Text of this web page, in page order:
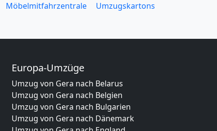
Möbelmitfahrzentrale
Umzugskartons
Europa-Umzüge
Umzug von Gera nach Belarus
Umzug von Gera nach Belgien
Umzug von Gera nach Bulgarien
Umzug von Gera nach Dänemark